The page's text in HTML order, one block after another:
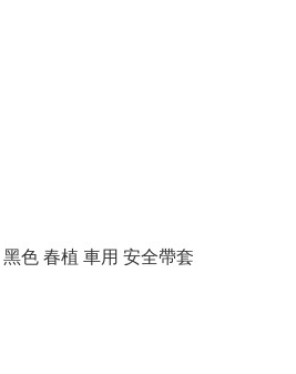
黑色 春植 車用 安全帶套